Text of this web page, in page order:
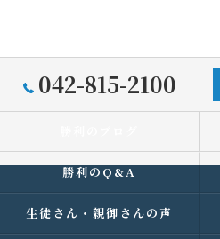
042-815-2100
勝利のQ&A
生徒さん・親御さんの声